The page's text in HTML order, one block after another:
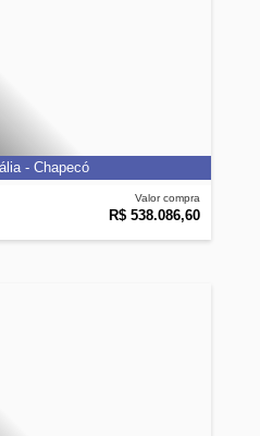
Valor compra
R$ 538.086,60
- Chapecó